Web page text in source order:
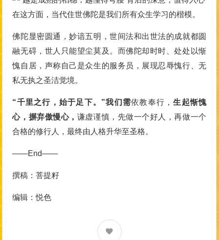
在这方面，当代住世佛陀是我们所有众生学习的楷模。
佛陀显密圆通，妙谙五明，世间法和出世法的成就都圆
融无碍，世人只能望尘莫及。而佛陀却时时、处处以惭
愧自居，声称自己是众生的服务员，展现忍辱愧行、无
私无执之圣洁觉境。
“千里之行，始于足下。”我们需依教奉行，生起惭愧
心，摒弃傲慢心， 谦虚谨慎，先做一个好人，再做一个
合格的修行人，最终由人格升华至圣格。
——End——
撰稿：菩提籽
编辑：悦色